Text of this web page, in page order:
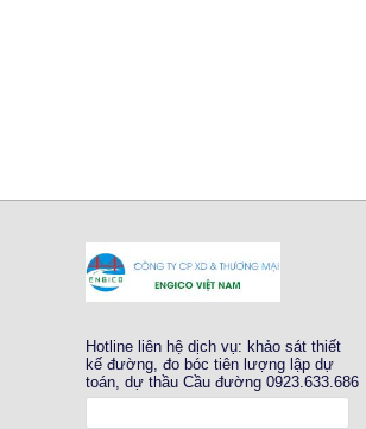
Hotline liên hệ dịch vụ: khảo sát thiết
kế đường, đo bóc tiên lượng lập dự
toán, dự thầu Cầu đường 0923.633.686